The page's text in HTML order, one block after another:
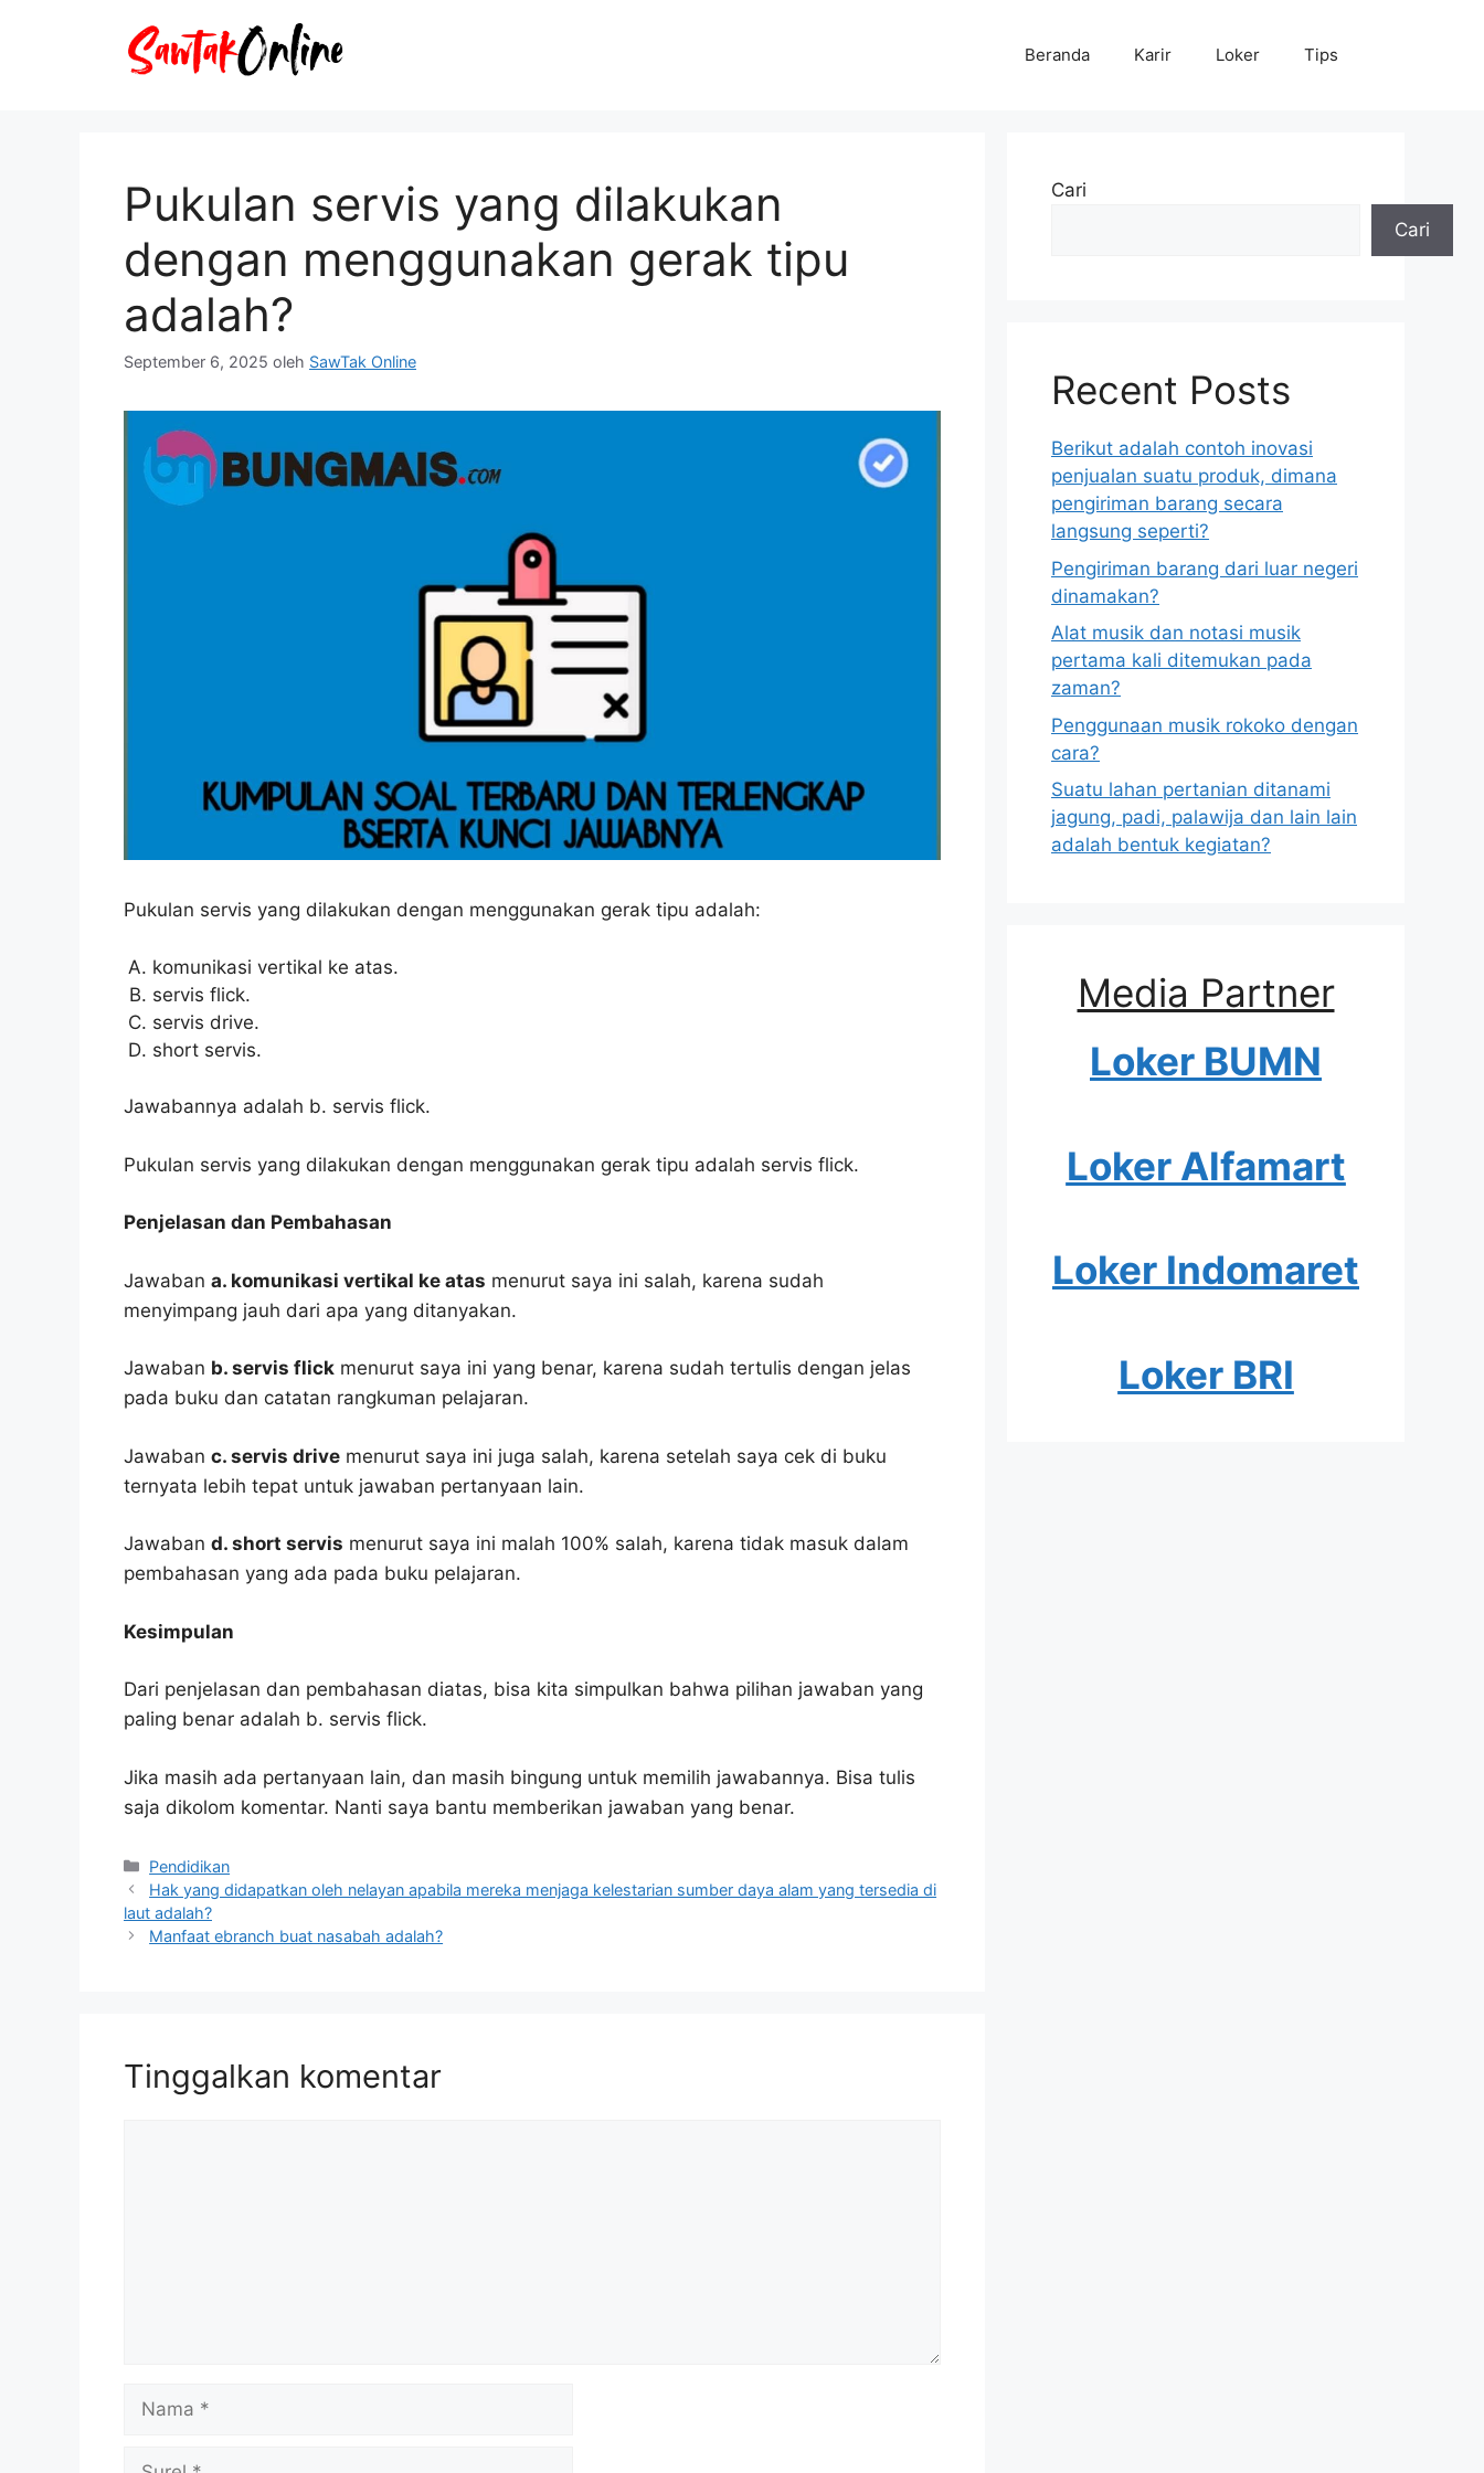
Beranda Karir Loker Tips
Pukulan servis yang dilakukan
dengan menggunakan gerak tipu
adalah?
September 6, 2025 oleh SawTak Online
Pukulan servis yang dilakukan dengan menggunakan gerak tipu adalah:
komunikasi vertikal ke atas.
servis flick.
servis drive.
short servis.
Jawabannya adalah b. servis flick.
Pukulan servis yang dilakukan dengan menggunakan gerak tipu adalah servis flick.
Penjelasan dan Pembahasan
Jawaban a. komunikasi vertikal ke atas menurut saya ini salah, karena sudah
menyimpang jauh dari apa yang ditanyakan.
Jawaban b. servis flick menurut saya ini yang benar, karena sudah tertulis dengan jelas
pada buku dan catatan rangkuman pelajaran.
Jawaban c. servis drive menurut saya ini juga salah, karena setelah saya cek di buku
ternyata lebih tepat untuk jawaban pertanyaan lain.
Jawaban d. short servis menurut saya ini malah 100% salah, karena tidak masuk dalam
pembahasan yang ada pada buku pelajaran.
Kesimpulan
Dari penjelasan dan pembahasan diatas, bisa kita simpulkan bahwa pilihan jawaban yang
paling benar adalah b. servis flick.
Jika masih ada pertanyaan lain, dan masih bingung untuk memilih jawabannya. Bisa tulis
saja dikolom komentar. Nanti saya bantu memberikan jawaban yang benar.
Kategori
Pendidikan
Hak yang didapatkan oleh nelayan apabila mereka menjaga kelestarian sumber daya alam yang tersedia di
laut adalah?
Manfaat ebranch buat nasabah adalah?
Tinggalkan komentar
Cari
Cari
Recent Posts
Berikut adalah contoh inovasi
penjualan suatu produk, dimana
pengiriman barang secara
langsung seperti?
Pengiriman barang dari luar negeri
dinamakan?
Alat musik dan notasi musik
pertama kali ditemukan pada
zaman?
Penggunaan musik rokoko dengan
cara?
Suatu lahan pertanian ditanami
jagung, padi, palawija dan lain lain
adalah bentuk kegiatan?
Media Partner
Loker BUMN
Loker Alfamart
Loker Indomaret
Loker BRI